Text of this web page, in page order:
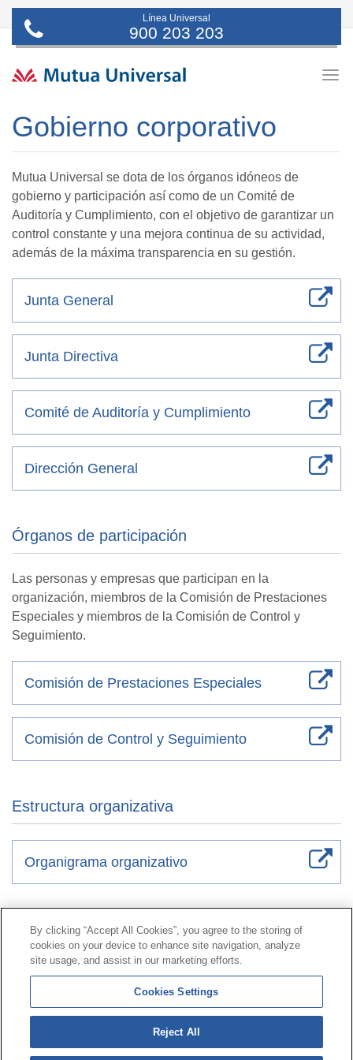
Línea Universal
900 203 203
Gobierno corporativo
Mutua Universal se dota de los órganos idóneos de
gobierno y participación así como de un Comité de
Auditoría y Cumplimiento, con el objetivo de garantizar un
control constante y una mejora continua de su actividad,
además de la máxima transparencia en su gestión.
Junta General
Junta Directiva
Comité de Auditoría y Cumplimiento
Dirección General
Órganos de participación
Las personas y empresas que participan en la
organización, miembros de la Comisión de Prestaciones
Especiales y miembros de la Comisión de Control y
Seguimiento.
Comisión de Prestaciones Especiales
Comisión de Control y Seguimiento
Estructura organizativa
Organigrama organizativo
Línea Universal 900 203 203|Zona Privada Comisión de
Prestaciones Especiales|Zona Privada Proveedor
Sanitario
© Mutua Universal 2026 | Mapa del sitio | Aviso legal
Política de Protección de Datos
cookies
By clicking “Accept All Cookies”, you agree to the storing of
cookies on your device to enhance site navigation, analyze
site usage, and assist in our marketing efforts.
Cookies Settings
Reject All